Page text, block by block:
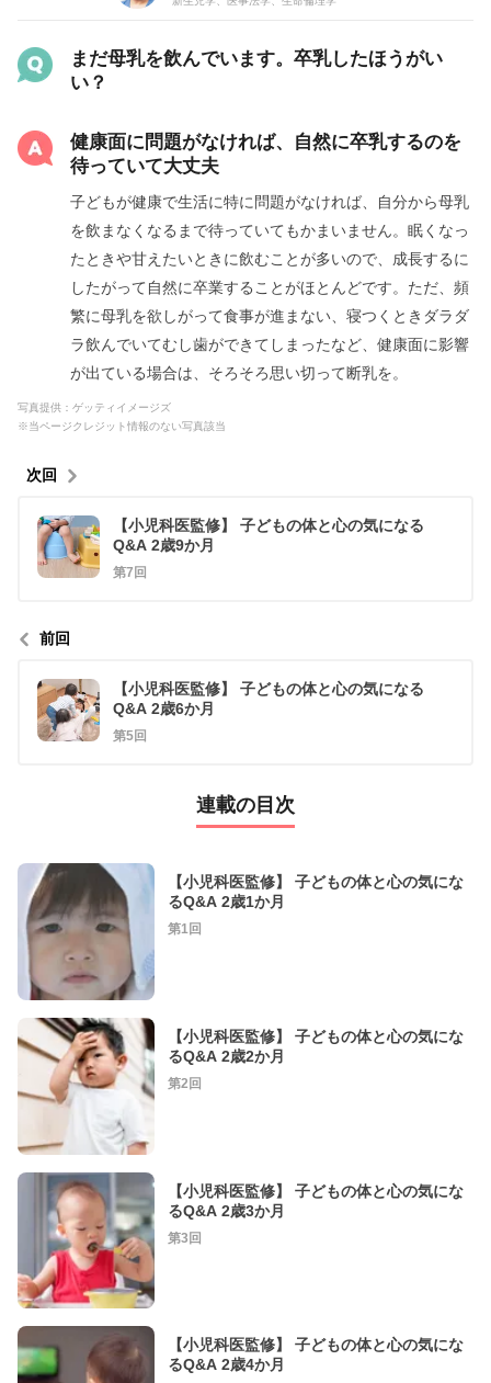
まだ母乳を飲んでいます。卒乳したほうがい
い？
健康面に問題がなければ、自然に卒乳するのを
待っていて大丈夫
子どもが健康で生活に特に問題がなければ、自分から母乳
を飲まなくなるまで待っていてもかまいません。眠くなっ
たときや甘えたいときに飲むことが多いので、成長するに
したがって自然に卒業することがほとんどです。ただ、頻
繁に母乳を欲しがって食事が進まない、寝つくときダラダ
ラ飲んでいてむし歯ができてしまったなど、健康面に影響
が出ている場合は、そろそろ思い切って断乳を。
写真提供：ゲッティイメージズ
※当ページクレジット情報のない写真該当
次回
【小児科医監修】 子どもの体と心の気になる
Q&A 2歳9か月
第7回
前回
【小児科医監修】 子どもの体と心の気になる
Q&A 2歳6か月
第5回
連載の目次
【小児科医監修】 子どもの体と心の気にな
るQ&A 2歳1か月
第1回
【小児科医監修】 子どもの体と心の気にな
るQ&A 2歳2か月
第2回
【小児科医監修】 子どもの体と心の気にな
るQ&A 2歳3か月
第3回
【小児科医監修】 子どもの体と心の気にな
るQ&A 2歳4か月